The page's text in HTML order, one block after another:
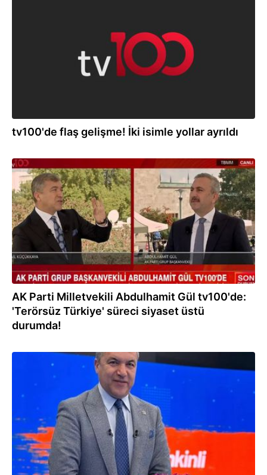
tv100'de flaş gelişme! İki isimle yollar ayrıldı
01.10.2025
AK Parti Milletvekili Abdulhamit Gül tv100'de:
'Terörsüz Türkiye' süreci siyaset üstü
durumda!
23.09.2025